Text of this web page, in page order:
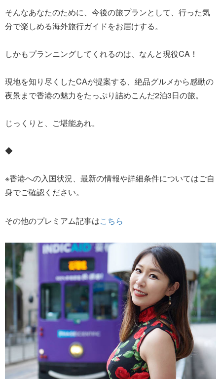
そんなあなたのために、今後の旅プランとして、行った気
分で楽しめる海外旅行ガイドをお届けする。
しかもプランニングしてくれるのは、なんと現役CA！
現地を知り尽くしたCAが提案する、絶品グルメから感動の
夜景まで香港の魅力をたっぷり詰めこんだ2泊3日の旅。
じっくりと、ご堪能あれ。
◆
※香港への入国状況、最新の情報や詳細条件についてはご自
身でご確認ください。
その他のプレミアム記事はこちら